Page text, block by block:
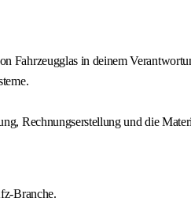
Fahrzeugglas in deinem
Rechnungserstellung und die
Branche.